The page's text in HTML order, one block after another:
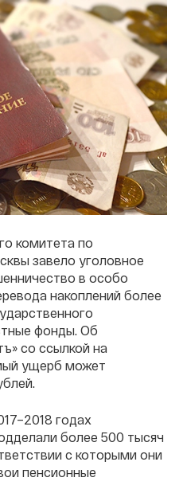
комитета по
завело уголовное
в особо
накоплений более
фонды. Об
со ссылкой на
ущерб может
годах
более 500 тысяч
с которыми они
пенсионные